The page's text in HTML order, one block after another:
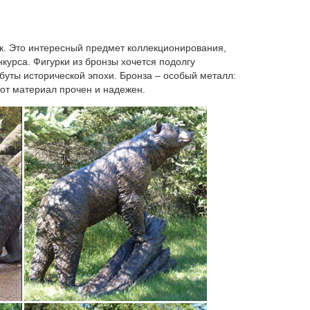
разным стилям, есть и смешные и задорные
Декор Craft Орнамент для Книги по
животных, статуэтки.
символ нового 2018 года! Фигурки собак по
за 450 рублей!
символ 2018 года. Упаковка для новогодних
Вы сможете в любой момент.
Это интересный предмет коллекционирования,
Фигурки из бронзы хочется подолгу
исторической эпохи. Бронза – особый металл:
материал прочен и надежен.